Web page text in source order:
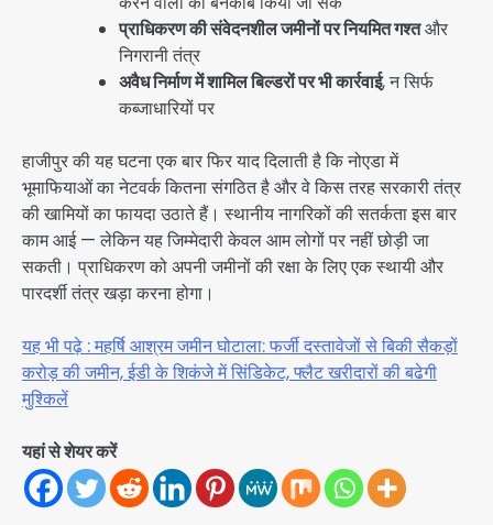
प्राधिकरण की संवेदनशील जमीनों पर नियमित गश्तऔर
निगरानी तंत्र
अवैध निर्माण में शामिल बिल्डरों पर भी कार्रवाई, न सिर्फ
कब्जाधारियों पर
हाजीपुर की यह घटना एक बार फिर याद दिलाती है कि नोएडा में
भूमाफियाओं का नेटवर्क कितना संगठित है और वे किस तरह सरकारी तंत्र
की खामियों का फायदा उठाते हैं। स्थानीय नागरिकों की सतर्कता इस बार
काम आई — लेकिन यह जिम्मेदारी केवल आम लोगों पर नहीं छोड़ी जा
सकती। प्राधिकरण को अपनी जमीनों की रक्षा के लिए एक स्थायी और
पारदर्शी तंत्र खड़ा करना होगा।
यह भी पढ़े : महर्षि आश्रम जमीन घोटाला: फर्जी दस्तावेजों से बिकी सैकड़ों
करोड़ की जमीन, ईडी के शिकंजे में सिंडिकेट, फ्लैट खरीदारों की बढेगी
मुश्किलें
यहां से शेयर करें